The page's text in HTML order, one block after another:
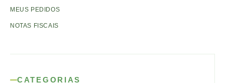
MEUS PEDIDOS
NOTAS FISCAIS
CATEGORIAS